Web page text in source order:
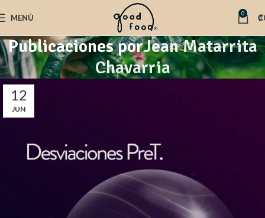
MENÚ 0 ₡
Publicaciones porJean Matarrita
Chavarria
12
JUN